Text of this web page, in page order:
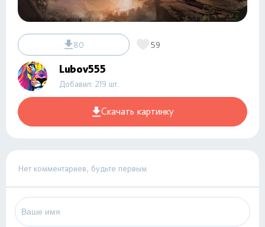
80 59
Lubov555
Добавил: 219 шт.
Скачать картинку
Нет комментариев, будьте первым